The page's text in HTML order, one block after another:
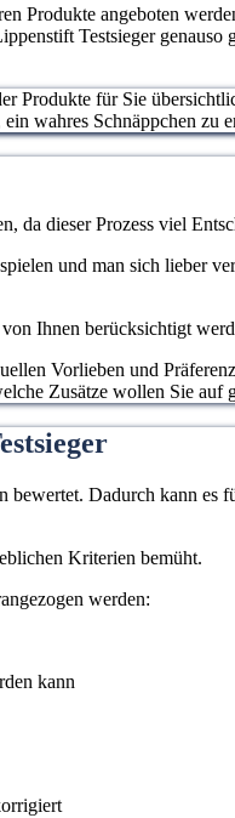
Produkte angeboten
Testsieger
Produkte für Sie
wahres Schnäppchen zu
dieser Prozess viel
und man sich lieber
Ihnen berücksichtigt
Vorlieben und
Zusätze wollen Sie auf
Dadurch kann
Kriterien bemüht.
werden:
kann